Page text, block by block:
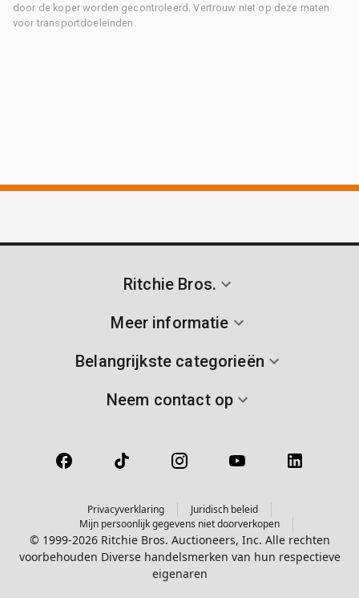
door de koper worden gecontroleerd. Vertrouw niet op deze maten
voor transportdoeleinden.
Ritchie Bros.
Meer informatie
Belangrijkste categorieën
Neem contact op
Privacyverklaring
Juridisch beleid
Mijn persoonlijk gegevens niet doorverkopen
© 1999-2026 Ritchie Bros. Auctioneers, Inc. Alle rechten
voorbehouden Diverse handelsmerken van hun respectieve
eigenaren